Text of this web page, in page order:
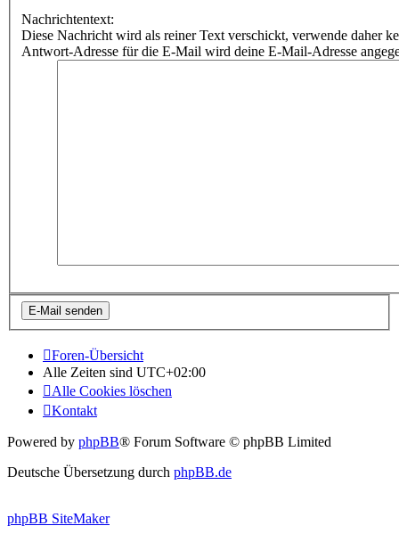
Nachrichtentext:
Diese Nachricht wird als reiner Text verschickt, verwende daher
Antwort-Adresse für die E-Mail wird deine E-Mail-Adresse
Foren-Übersicht
Alle Zeiten sind UTC+02:00
Alle Cookies löschen
Kontakt
Powered by phpBB® Forum Software © phpBB Limited
Deutsche Übersetzung durch phpBB.de
phpBB SiteMaker